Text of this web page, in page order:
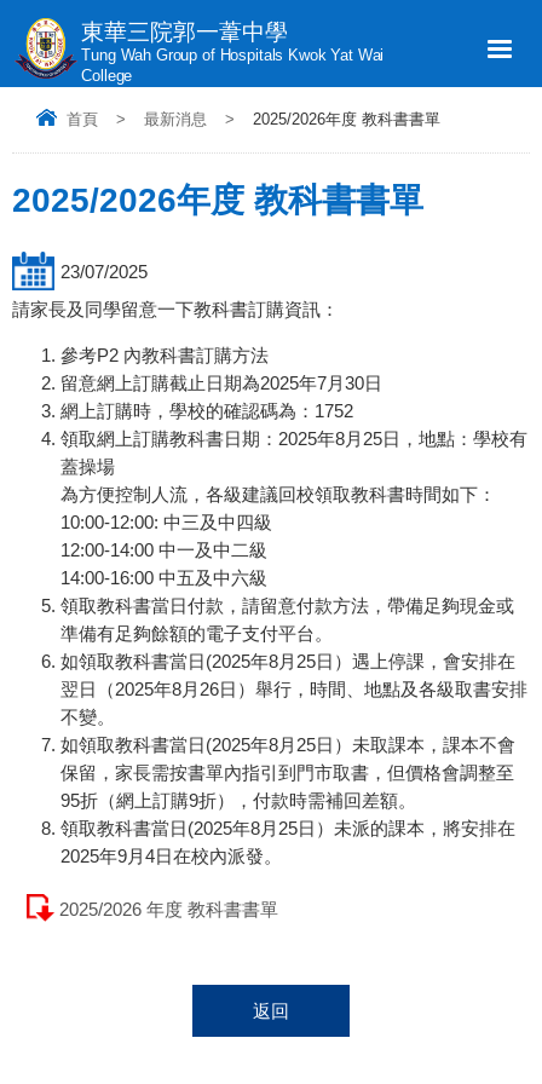
東華三院郭一葦中學
Tung Wah Group of Hospitals Kwok Yat Wai
College
首頁 > 最新消息 > 2025/2026年度 教科書書單
2025/2026年度 教科書書單
23/07/2025
請家長及同學留意一下教科書訂購資訊：
參考P2 內教科書訂購方法
留意網上訂購截止日期為2025年7月30日
網上訂購時，學校的確認碼為：1752
領取網上訂購教科書日期：2025年8月25日，地點：學校有
蓋操場
為方便控制人流，各級建議回校領取教科書時間如下：
10:00-12:00: 中三及中四級
12:00-14:00 中一及中二級
14:00-16:00 中五及中六級
領取教科書當日付款，請留意付款方法，帶備足夠現金或
準備有足夠餘額的電子支付平台。
如領取教科書當日(2025年8月25日）遇上停課，會安排在
翌日（2025年8月26日）舉行，時間、地點及各級取書安排
不變。
如領取教科書當日(2025年8月25日）未取課本，課本不會
保留，家長需按書單內指引到門市取書，但價格會調整至
95折（網上訂購9折），付款時需補回差額。
領取教科書當日(2025年8月25日）未派的課本，將安排在
2025年9月4日在校內派發。
2025/2026 年度 教科書書單
返回